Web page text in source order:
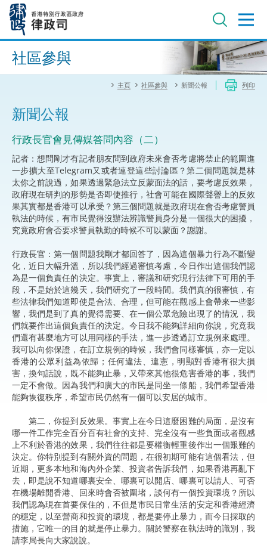
內
進階搜尋
社區參與
主頁 社區參與 新聞公報 列印
新聞公報
​行政長官會見傳媒答問內容（二）
記者：想問剛才有記者朋友問到政府未來會否考慮將禁止的範圍進
一步擴大至Telegram又或者連登這些討論區？第二個問題就是林
太你之前說過，如果透過緊急法立反蒙面法的話，要考慮反效果，
政府現在研判的形勢是否即使推行，社會可能在國際聲譽上的反效
果其實都是香港可以承受？第三個問題就是政府現在會否考慮警員
執法的時候，有市民覺得沒辦法辨識警員身分是一個很大的困擾，
究竟政府會否要求警員執勤的時候不可以蒙面？謝謝。
行政長官：第一個問題我剛才都回答了，因為這個暴力行為不斷變
化，近日大幅升溫，所以我們經過審慎考慮，今日作出這個我們認
為是一個負責任的決定。事實上，審議和研究現行法律下可用的手
段，不是始於這幾天，我們研究了一段時間。我們真的很審慎，有
些法律我們知道即使是合法、合理，但可能在觀感上會帶來一些影
響，我們是到了真的覺得需要、在一個公眾危險出現了的情況，我
們就要作出這個負責任的決定。今日我不能夠詳細向你說，究竟我
們還有甚麼地方可以用同樣的手法，進一步透過訂立規例來處理。
我可以向你保證，在訂立規例的時候，我們會同樣審慎，亦一定以
香港的公眾利益為依歸；任何違法、違憲，明顯對香港有很大損
害，換句話說，既不能夠止暴，又帶來其他很危害香港的事，我們
一定不會做。因為我們和廣大的市民是同坐一條船，我們希望香港
能夠恢復秩序，希望市民仍然有一個可以安居的城市。
第二，你提到反效果。事實上在今日這麼困難的局面，是沒有
哪一件工作完全百分百有社會的支持、完全沒有一些負面或者觀感
上不利於香港的效果，我們往往都是要權衡輕重後作出一個艱難的
決定。你特別提到有關外資的問題，在很初期可能有這個看法，但
近期，更多本地和海內外企業、投資者告訴我們，如果香港再亂下
去，即是說不知道哪裏安全、哪裏可以開店、哪裏可以請人、可否
在機場離開香港、回來時會否被圍堵，談何有一個投資環境？所以
我們認為現在首要保住的，不但是市民日常生活的安定和香港經濟
的穩定，以至營商和投資的環境，都是要停止暴力，而今日採取的
措施，它唯一的目的就是停止暴力。關於警察在執法時的識別，我
請李局長向大家說說。